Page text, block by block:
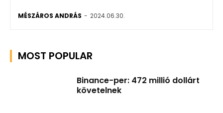
MÉSZÁROS ANDRÁS - 2024.06.30.
MOST POPULAR
Binance-per: 472 millió dollárt
követelnek